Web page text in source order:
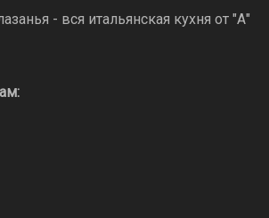
- вся итальянская кухня от "А"